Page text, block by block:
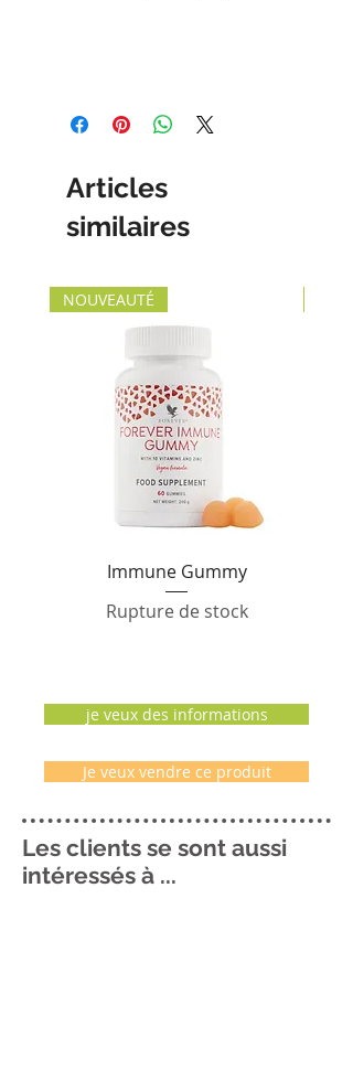
Articles
similaires
NOUVEAUTÉ
Immune Gummy
Rupture de stock
je veux des informations
Je veux vendre ce produit
Les clients se sont aussi
intéressés à ...